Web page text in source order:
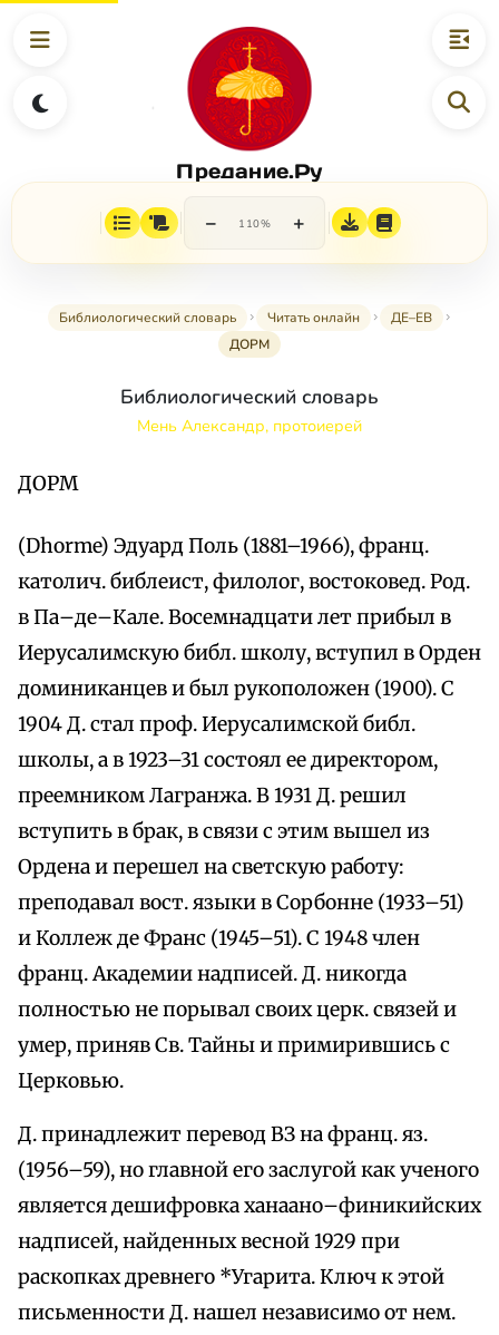
Предание.Ру
− 110% +
Библиологический словарь Читать онлайн
ДЕ–ЕВ
ДОРМ
Библиологический словарь
Мень Александр, протоиерей
ДОРМ
(Dhorme) Эдуард Поль (1881–1966), франц.
католич. библеист, филолог, востоковед. Род.
в Па–де–Кале. Восемнадцати лет прибыл в
Иерусалимскую библ. школу, вступил в Орден
доминиканцев и был рукоположен (1900). С
1904 Д. стал проф. Иерусалимской библ.
школы, а в 1923–31 состоял ее директором,
преемником Лагранжа. В 1931 Д. решил
вступить в брак, в связи с этим вышел из
Ордена и перешел на светскую работу:
преподавал вост. языки в Сорбонне (1933–51)
и Коллеж де Франс (1945–51). С 1948 член
франц. Академии надписей. Д. никогда
полностью не порывал своих церк. связей и
умер, приняв Св. Тайны и примирившись с
Церковью.
Д. принадлежит перевод ВЗ на франц. яз.
(1956–59), но главной его заслугой как ученого
является дешифровка ханаано–финикийских
надписей, найденных весной 1929 при
раскопках древнего *Угарита. Ключ к этой
письменности Д. нашел независимо от нем.